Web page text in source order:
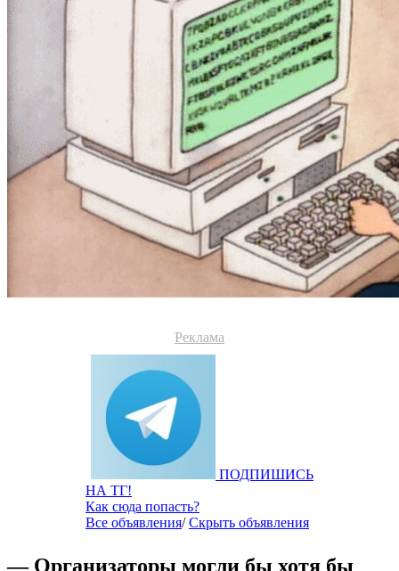
Реклама
ПОДПИШИСЬ
НА ТГ!
Как сюда попасть?
Все объявления/Скрыть объявления
— Организаторы могли бы хотя бы